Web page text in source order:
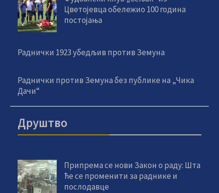
Цветојевца обележио 100 година
постојања
Раднички 1923 убедљив против Земуна
Раднички против Земуна без публике на „Чика
Дачи“
Друштво
Припрема се нови Закон о раду: Шта
ће се променити за раднике и
послодавце